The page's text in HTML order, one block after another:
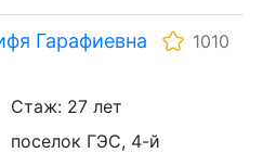
Гарафиевна
1010
Стаж: 27 лет
поселок ГЭС, 4-й